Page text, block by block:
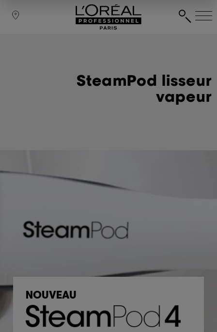
SteamPod lisseur
vapeur
NOUVEAU